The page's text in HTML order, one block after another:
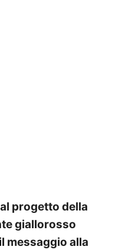
progetto della
giallorosso
messaggio alla